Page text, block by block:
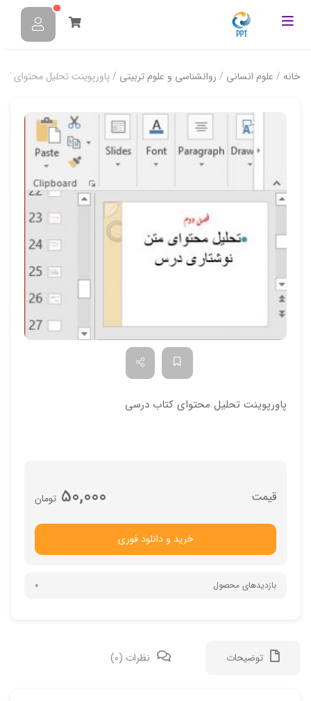
خانه / علوم انسانی / روانشناسی و علوم تربیتی / پاورپوینت تحلیل محتوای
پاورپوینت تحلیل محتوای کتاب درسی
تومان 50,000
خرید و دانلود فوری
بازدیدهای محصول 0
توضیحات نظرات (0)